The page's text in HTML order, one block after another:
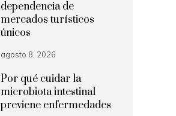
dependencia de
mercados turísticos
únicos
agosto 8, 2026
Por qué cuidar la
microbiota intestinal
previene enfermedades